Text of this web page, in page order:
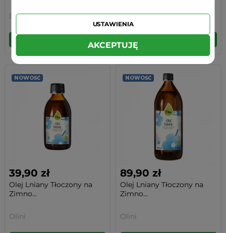
Dary Natury Olini
NOWOŚĆ
39,90 zł
Olej Lniany Tłoczony na
Zimno...
Olini
NOWOŚĆ
89,90 zł
Olej Lniany Tłoczony na
Zimno...
Olini
USTAWIENIA
AKCEPTUJĘ